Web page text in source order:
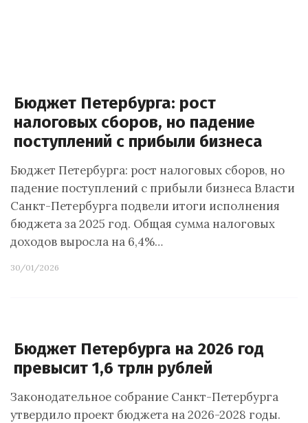
Бюджет Петербурга: рост
налоговых сборов, но падение
поступлений с прибыли бизнеса
Бюджет Петербурга: рост налоговых сборов, но
падение поступлений с прибыли бизнеса Власти
Санкт-Петербурга подвели итоги исполнения
бюджета за 2025 год. Общая сумма налоговых
доходов выросла на 6,4%…
30/01/2026
Бюджет Петербурга на 2026 год
превысит 1,6 трлн рублей
Законодательное собрание Санкт-Петербурга
утвердило проект бюджета на 2026-2028 годы.